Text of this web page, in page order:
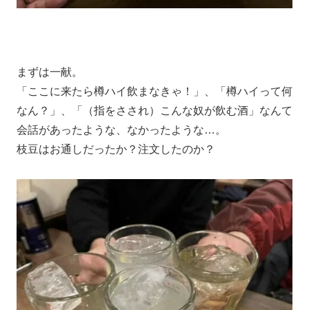
まずは一献。
「ここに来たら樽ハイ飲まなきゃ！」、「樽ハイって何
なん？」、「（指をさされ）こんな奴が飲む酒」なんて
会話があったような、なかったような…。
枝豆はお通しだったか？注文したのか？